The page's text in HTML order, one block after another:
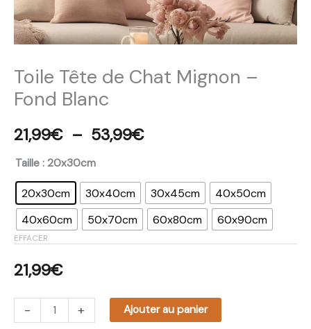
Toile Tête de Chat Mignon –
Fond Blanc
21,99€ – 53,99€
Taille : 20x30cm
20x30cm 30x40cm 30x45cm
40x50cm
40x60cm
50x70cm 60x80cm 60x90cm
EFFACER
21,99€
- + Ajouter au panier